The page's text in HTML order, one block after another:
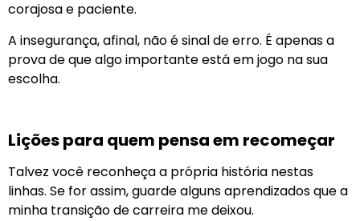
corajosa e paciente.
A insegurança, afinal, não é sinal de erro. É apenas a
prova de que algo importante está em jogo na sua
escolha.
Lições para quem pensa em recomeçar
Talvez você reconheça a própria história nestas
linhas. Se for assim, guarde alguns aprendizados que a
minha transição de carreira me deixou.